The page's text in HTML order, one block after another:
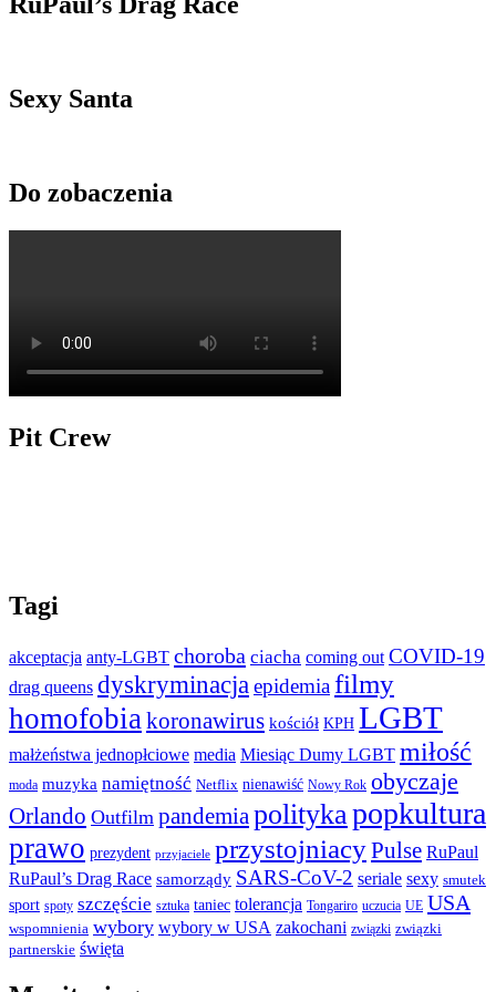
Sexy Santa
Do zobaczenia
Pit Crew
Tagi
akceptacja anty-LGBT choroba ciacha coming out COVID-19
drag queens dyskryminacjaepidemiafilmy
homofobiakoronawirus kościół KPH LGBT
małżeństwa jednopłciowe media Miesiąc Dumy LGBT miłość
moda muzyka namiętność Netflix nienawiść Nowy Rok obyczaje
Orlando Outfilm pandemia politykapopkultura
prawo prezydent przyjaciele przystojniacyPulse RuPaul
RuPaul’s Drag Race samorządy SARS-CoV-2 seriale sexy smutek
sport spoty szczęście sztuka taniec tolerancja Tongariro uczucia UE USA
wspomnienia wybory wybory w USA zakochani związki związki
partnerskie święta